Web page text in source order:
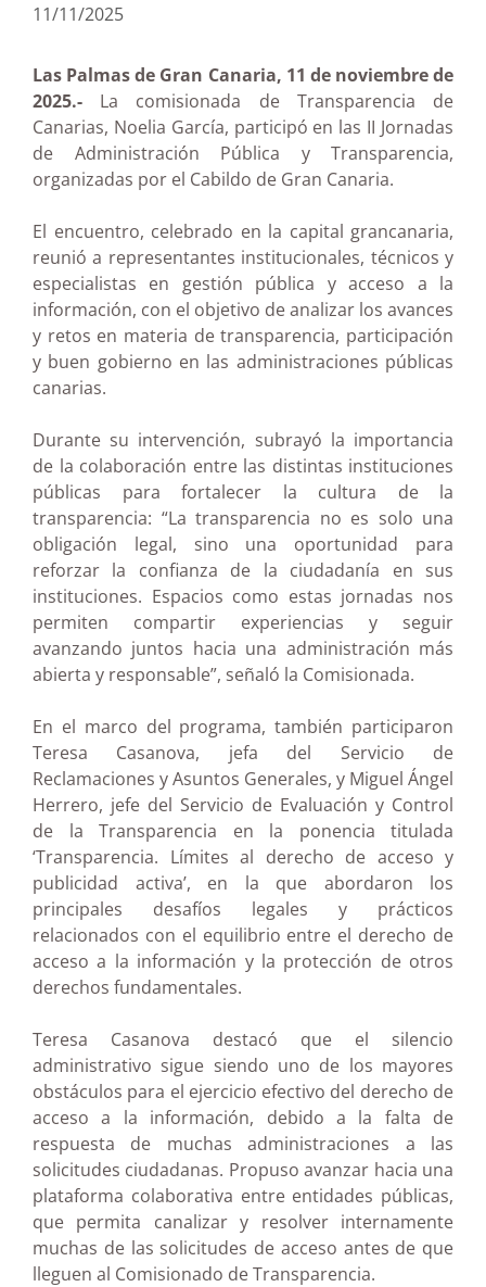
11/11/2025
Las Palmas de Gran Canaria, 11 de noviembre de
2025.- La comisionada de Transparencia de
Canarias, Noelia García, participó en las II Jornadas
de Administración Pública y Transparencia,
organizadas por el Cabildo de Gran Canaria.
El encuentro, celebrado en la capital grancanaria,
reunió a representantes institucionales, técnicos y
especialistas en gestión pública y acceso a la
información, con el objetivo de analizar los avances
y retos en materia de transparencia, participación
y buen gobierno en las administraciones públicas
canarias.
Durante su intervención, subrayó la importancia
de la colaboración entre las distintas instituciones
públicas para fortalecer la cultura de la
transparencia: “La transparencia no es solo una
obligación legal, sino una oportunidad para
reforzar la confianza de la ciudadanía en sus
instituciones. Espacios como estas jornadas nos
permiten compartir experiencias y seguir
avanzando juntos hacia una administración más
abierta y responsable”, señaló la Comisionada.
En el marco del programa, también participaron
Teresa Casanova, jefa del Servicio de
Reclamaciones y Asuntos Generales, y Miguel Ángel
Herrero, jefe del Servicio de Evaluación y Control
de la Transparencia en la ponencia titulada
‘Transparencia. Límites al derecho de acceso y
publicidad activa’, en la que abordaron los
principales desafíos legales y prácticos
relacionados con el equilibrio entre el derecho de
acceso a la información y la protección de otros
derechos fundamentales.
Teresa Casanova destacó que el silencio
administrativo sigue siendo uno de los mayores
obstáculos para el ejercicio efectivo del derecho de
acceso a la información, debido a la falta de
respuesta de muchas administraciones a las
solicitudes ciudadanas. Propuso avanzar hacia una
plataforma colaborativa entre entidades públicas,
que permita canalizar y resolver internamente
muchas de las solicitudes de acceso antes de que
lleguen al Comisionado de Transparencia.